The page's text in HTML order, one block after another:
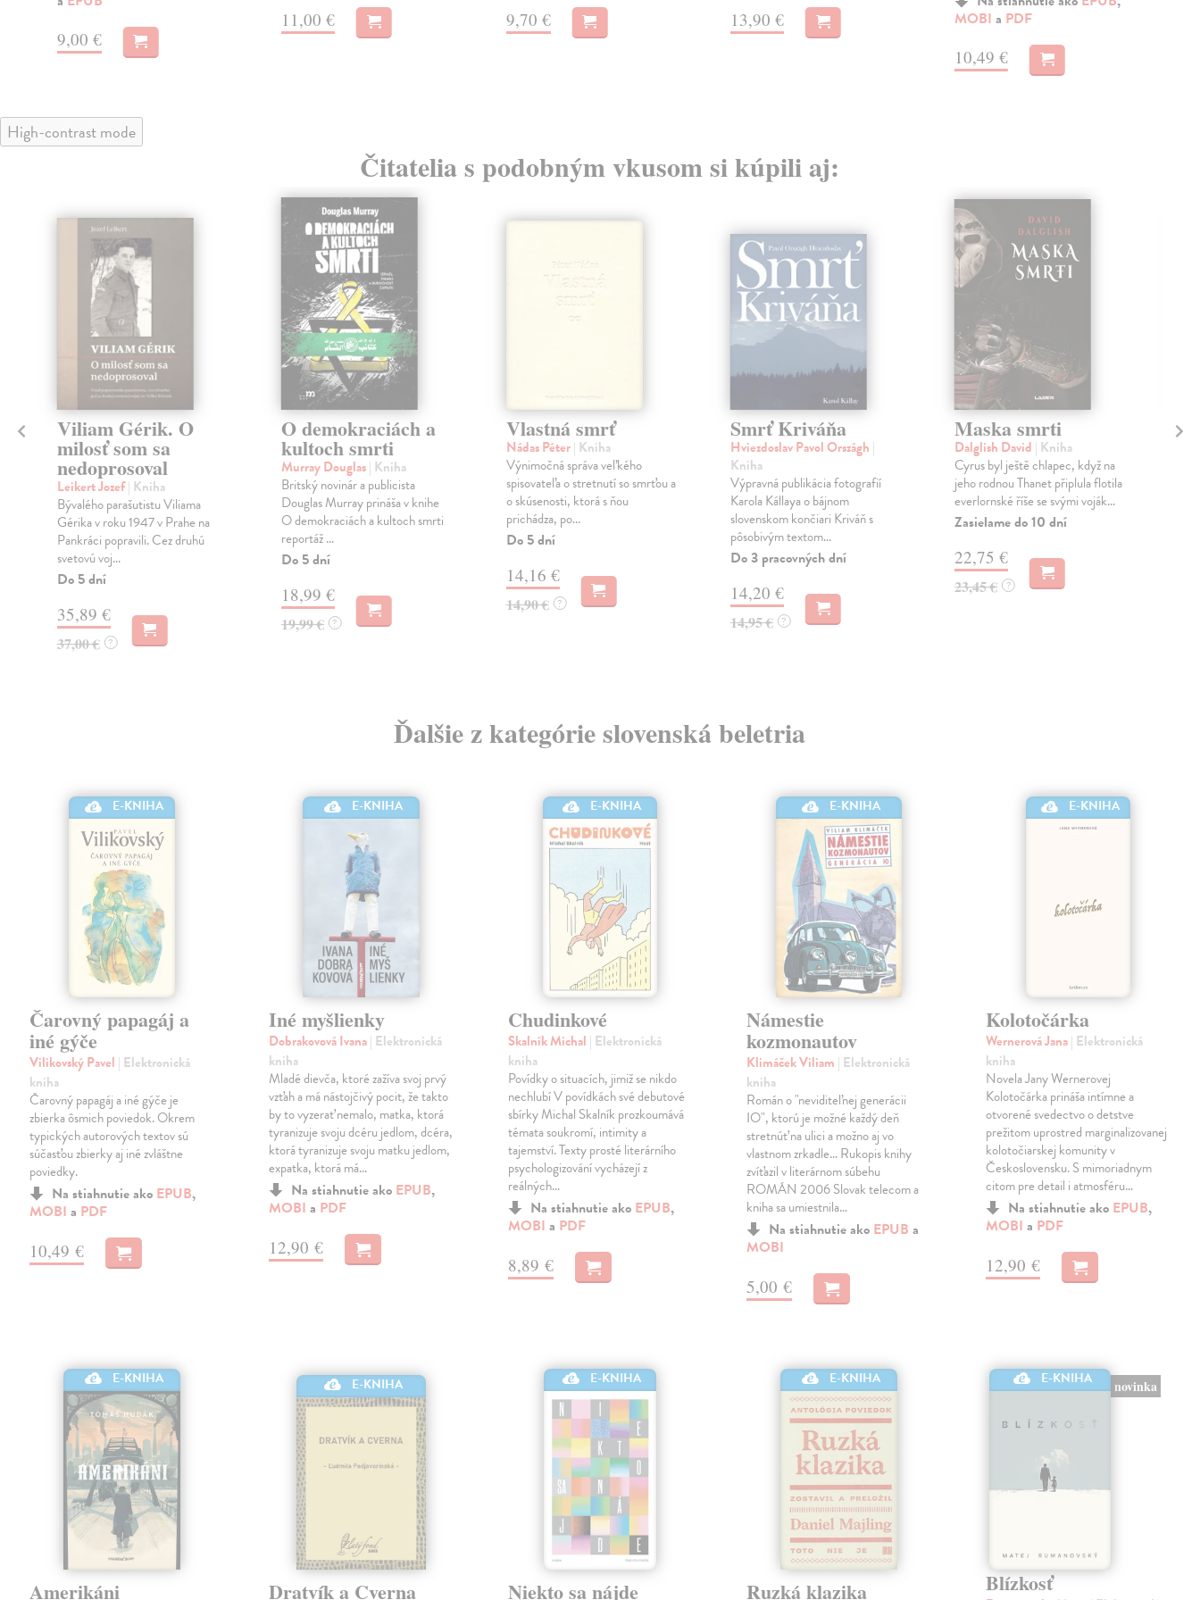
9,00 €
11,00 € 9,70 € 13,90 €
MOBI a PDF
10,49 €
High-contrast mode
Čitatelia s podobným vkusom si kúpili aj:
Viliam Gérik. O
milosť som sa
nedoprosoval
Leikert Jozef| Kniha
Bývalého parašutistu Viliama
Gérika v roku 1947 v Prahe na
Pankráci popravili. Cez druhú
svetovú voj...
Do 5 dní
35,89 €
37,00 € ?
O demokraciách a
kultoch smrti
Murray Douglas| Kniha
Britský novinár a publicista
Douglas Murray prináša v knihe
O demokraciách a kultoch smrti
reportáž ...
Do 5 dní
18,99 €
19,99 € ?
Vlastná smrť
Nádas Péter| Kniha
Výnimočná správa veľkého
spisovateľa o stretnutí so smrťou a
o skúsenosti, ktorá s ňou
prichádza, po...
Do 5 dní
14,16 €
14,90 € ?
Smrť Kriváňa
Hviezdoslav Pavol Országh |
Kniha
Výpravná publikácia fotografií
Karola Kállaya o bájnom
slovenskom končiari Kriváň s
pôsobivým textom...
Do 3 pracovných dní
14,20 €
14,95 € ?
Maska smrti
Dalglish David | Kniha
Cyrus byl ještě chlapec, když na
jeho rodnou Thanet připlula flotila
everlornské říše se svými voják...
Zasielame do 10 dní
22,75 €
23,45 € ?
Ďalšie z kategórie slovenská beletria
E-KNIHA
Čarovný papagáj a
iné gýče
Vilikovský Pavel | Elektronická
kniha
Čarovný papagáj a iné gýče je
zbierka ôsmich poviedok. Okrem
typických autorových textov sú
súčasťou zbierky aj iné zvláštne
poviedky.
Na stiahnutie ako EPUB,
MOBI a PDF
10,49 €
E-KNIHA
Iné myšlienky
Dobrakovová Ivana| Elektronická
kniha
Mladé dievča, ktoré zažíva svoj prvý
vzťah a má nástojčivý pocit, že takto
by to vyzerať nemalo, matka, ktorá
tyranizuje svoju dcéru jedlom, dcéra,
ktorá tyranizuje svoju matku jedlom,
expatka, ktorá má…
Na stiahnutie ako EPUB,
MOBI a PDF
12,90 €
E-KNIHA
Chudinkové
Skalník Michal | Elektronická
kniha
Povídky o situacích, jimiž se nikdo
nechlubí V povídkách své debutové
sbírky Michal Skalník prozkoumává
témata soukromí, intimity a
tajemství. Texty prosté literárního
psychologizování vycházejí z
reálných…
Na stiahnutie ako EPUB,
MOBI a PDF
8,89 €
E-KNIHA
Námestie
kozmonautov
Klimáček Viliam | Elektronická
kniha
Román o "neviditeľnej generácii
IO", ktorú je možné každý deň
stretnúť na ulici a možno aj vo
vlastnom zrkadle... Rukopis knihy
zvíťazil v literárnom súbehu
ROMÁN 2006 Slovak telecom a
kniha sa umiestnila…
Na stiahnutie ako EPUB a
MOBI
5,00 €
E-KNIHA
Kolotočárka
Wernerová Jana| Elektronická
kniha
Novela Jany Wernerovej
Kolotočárka prináša intímne a
otvorené svedectvo o detstve
prežitom uprostred marginalizovanej
kolotočiarskej komunity v
Československu. S mimoriadnym
citom pre detail i atmosféru…
Na stiahnutie ako EPUB,
MOBI a PDF
12,90 €
E-KNIHA
Amerikáni
E-KNIHA
Dratvík a Cverna
E-KNIHA
Niekto sa nájde
E-KNIHA
Ruzká klazika
E-KNIHA novinka
Blízkosť